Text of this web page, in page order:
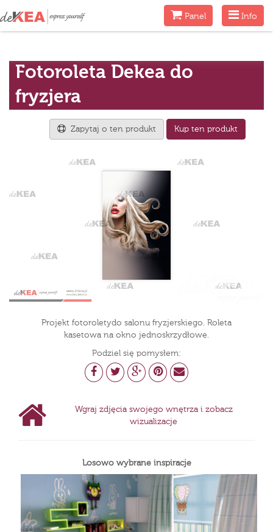
Menu
Info
MenuPanel
Fotoroleta Dekea do
fryzjera
Zapytaj o ten produkt Kup ten produkt
Projekt fotoroletydo salonu fryzjerskiego. Roleta
kasetowa na okno jednoskrzydłowe.
Podziel się pomysłem:
Wgraj zdjęcia swojego wnętrza i zobacz
wizualizacje
Losowo wybrane inspiracje